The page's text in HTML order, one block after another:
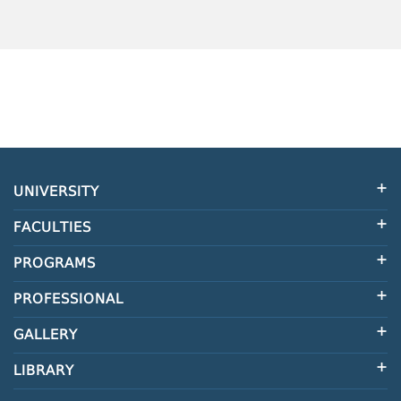
UNIVERSITY
FACULTIES
PROGRAMS
PROFESSIONAL
GALLERY
LIBRARY